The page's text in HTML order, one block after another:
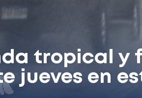
tropical y
jueves en